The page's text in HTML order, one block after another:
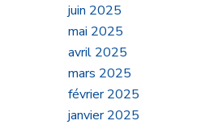
juin 2025
mai 2025
avril 2025
mars 2025
février 2025
janvier 2025